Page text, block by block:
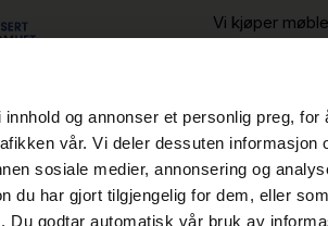
og annonser et personlig preg, for
vår. Vi deler dessuten informasjon
sosiale medier, annonsering og
du har gjort tilgjengelig for dem, eller
Du godtar automatisk vår bruk av
Vi kjøper